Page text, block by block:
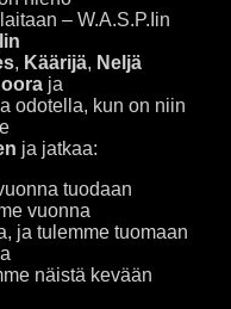
– W.A.S.P.Iin
, Käärijä, Neljä
ja
odotella, kun on niin
ja jatkaa:
tuodaan
vuonna
ja tulemme tuomaan
näistä kevään